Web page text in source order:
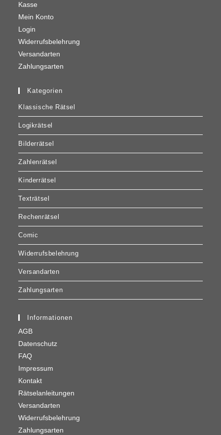
Kasse
Mein Konto
Login
Widerrufsbelehrung
Versandarten
Zahlungsarten
Kategorien
Klassische Rätsel
Logikrätsel
Bilderrätsel
Zahlenrätsel
Kinderrätsel
Texträtsel
Rechenrätsel
Comic
Widerrufsbelehrung
Versandarten
Zahlungsarten
Informationen
AGB
Datenschutz
FAQ
Impressum
Kontakt
Rätselanleitungen
Versandarten
Widerrufsbelehrung
Zahlungsarten